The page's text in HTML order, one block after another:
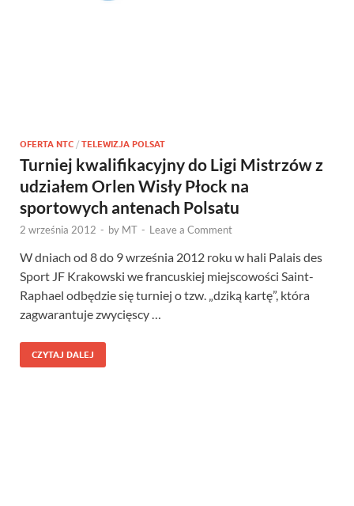
OFERTA NTC / TELEWIZJA POLSAT
Turniej kwalifikacyjny do Ligi Mistrzów z
udziałem Orlen Wisły Płock na
sportowych antenach Polsatu
2 września 2012 - by MT - Leave a Comment
W dniach od 8 do 9 września 2012 roku w hali Palais des
Sport JF Krakowski we francuskiej miejscowości Saint-
Raphael odbędzie się turniej o tzw. „dziką kartę”, która
zagwarantuje zwycięscy …
CZYTAJ DALEJ